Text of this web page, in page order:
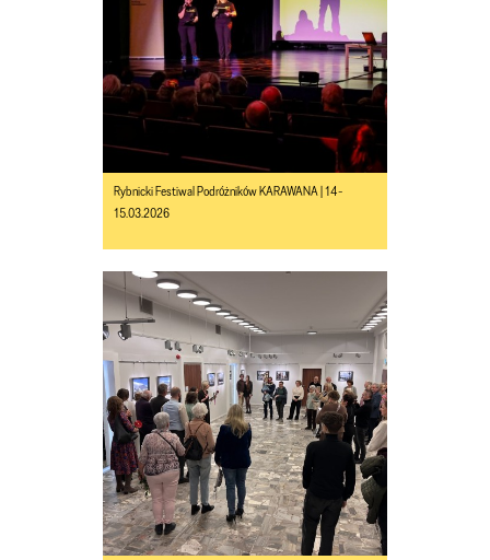
Rybnicki Festiwal Podróżników KARAWANA | 14-
15.03.2026